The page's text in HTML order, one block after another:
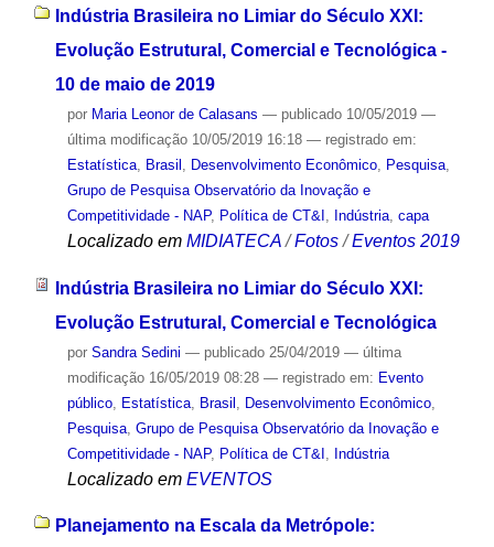
Indústria Brasileira no Limiar do Século XXI:
Evolução Estrutural, Comercial e Tecnológica -
10 de maio de 2019
por Maria Leonor de Calasans — publicado10/05/2019 —
última modificação10/05/2019 16:18 — registrado em:
Estatística, Brasil Desenvolvimento Econômico, Pesquisa,
Grupo de Pesquisa Observatório da Inovação e
Competitividade - NAP, Política de CT&I Indústria, capa
Localizado em MIDIATECA /Fotos /Eventos 2019
Indústria Brasileira no Limiar do Século XXI:
Evolução Estrutural, Comercial e Tecnológica
por Sandra Sedini — publicado25/04/2019 — última
modificação16/05/2019 08:28 — registrado em: Evento
público, Estatística, Brasil Desenvolvimento Econômico,
Pesquisa, Grupo de Pesquisa Observatório da Inovação e
Competitividade - NAP, Política de CT&I Indústria
Localizado em EVENTOS
Planejamento na Escala da Metrópole: